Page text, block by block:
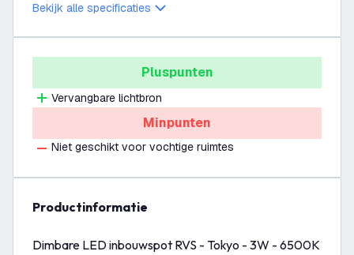
Bekijk alle specificaties
Pluspunten
Vervangbare lichtbron
Minpunten
Niet geschikt voor vochtige ruimtes
productinformatie
Dimbare LED inbouwspot RVS - Tokyo - 3W - 6500K